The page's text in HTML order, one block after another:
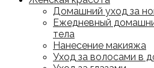
Домашний уход за
Ежедневный
тела
Нанесение макияжа
Уход за волосами в